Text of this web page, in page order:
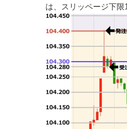
は、スリッページ下限